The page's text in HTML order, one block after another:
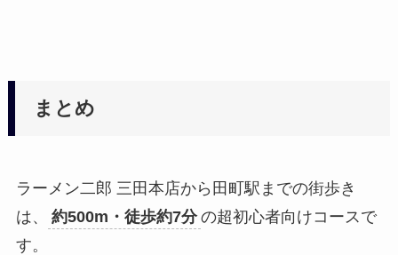
まとめ
ラーメン二郎 三田本店から田町駅までの街歩き
は、
約500m・徒歩約7分 の超初心者向けコースで
す。